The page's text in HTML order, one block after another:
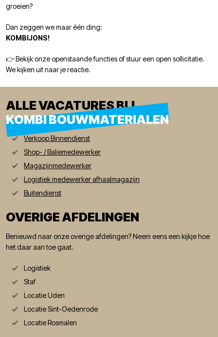
groeien?
Dan zeggen we maar één ding:
KOMBIJONS!
👉 Bekijk onze openstaande functies of stuur een open sollicitatie.
We kijken uit naar je reactie.
ALLE VACATURES BIJ
KOMBI BOUWMATERIALEN
Verkoop Binnendienst
Shop- / Baliemedewerker
Magazijnmedewerker
Logistiek medewerker afhaalmagazijn
Buitendienst
OVERIGE AFDELINGEN
Benieuwd naar onze overige afdelingen? Neem eens een kijkje hoe
het daar aan toe gaat.
Logistiek
Staf
Locatie Uden
Locatie Sint-Oedenrode
Locatie Rosmalen